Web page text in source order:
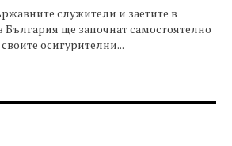
служители и заетите в
България ще започнат самостоятелно
осигурителни...